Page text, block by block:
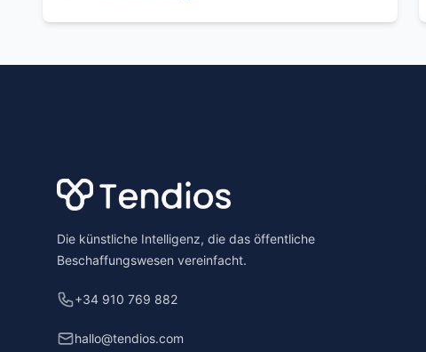
Die künstliche Intelligenz, die das öffentliche
Beschaffungswesen vereinfacht.
+34 910 769 882
hallo@tendios.com